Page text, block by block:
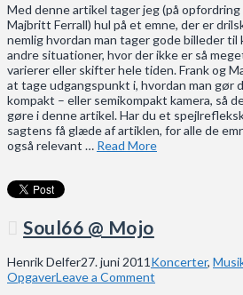
Med denne artikel tager jeg (på opfordring
Majbritt Ferrall) hul på et emne, der er
nemlig hvordan man tager gode billeder
andre situationer, hvor der ikke er så
varierer eller skifter hele tiden. Frank og
at tage udgangspunkt i, hvordan man gør
kompakt – eller semikompakt kamera, så
gøre i denne artikel. Har du et
sagtens få glæde af artiklen, for alle de
også relevant … Read More
Soul66 @ Mojo
Henrik Delfer27. juni 2011 Koncerter,
OpgaverLeave a Comment